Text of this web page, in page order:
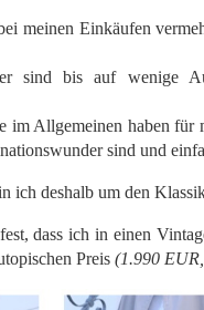
meinen Einkäufen
sind bis auf wenige
im Allgemeinen haben
sind und
ich deshalb um den
dass ich in einen
Preis (1.990